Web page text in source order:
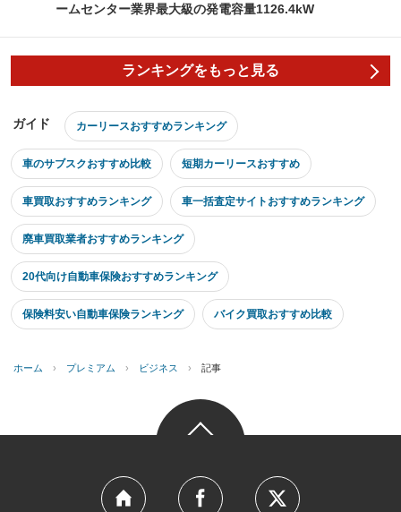
ームセンター業界最大級の発電容量1126.4kW
ランキングをもっと見る
ガイド カーリースおすすめランキング
車のサブスクおすすめ比較 短期カーリースおすすめ
車買取おすすめランキング 車一括査定サイトおすすめランキング
廃車買取業者おすすめランキング
20代向け自動車保険おすすめランキング
保険料安い自動車保険ランキング バイク買取おすすめ比較
ホーム › プレミアム › ビジネス › 記事